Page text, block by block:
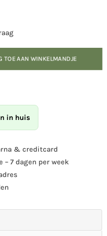
TOE AAN WINKELMANDJE
in huis
& creditcard
7 dagen per week